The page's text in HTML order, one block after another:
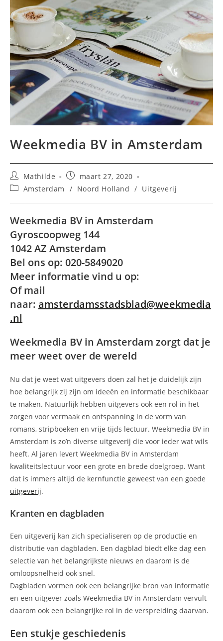
Weekmedia BV in Amsterdam
Bericht
auteur:
Mathilde
Bericht
gepubliceerd
op:
maart 27, 2020
Berichtcategorie:
Amsterdam / Noord Holland / Uitgeverij
Weekmedia BV in Amsterdam
Gyroscoopweg 144
1042 AZ Amsterdam
Bel ons op: 020-5849020
Meer informatie vind u op:
Of mail
naar: amsterdamsstadsblad@weekmedia
.nl
Weekmedia BV in Amsterdam zorgt dat je
meer weet over de wereld
Nu dat je weet wat uitgevers doen zal het je duidelijk zijn
hoe belangrijk zij zijn om ideeën en informatie beschikbaar
te maken. Natuurlijk hebben uitgevers ook een rol in het
zorgen voor vermaak en ontspanning in de vorm van
romans, stripboeken en vrije tijds lectuur. Weekmedia BV in
Amsterdam is zo’n diverse uitgeverij die voor ieder wat wils
heeft. Al jaren levert Weekmedia BV in Amsterdam
kwaliteitslectuur voor een grote en brede doelgroep. Want
dat is immers altijd de kernfunctie geweest van een goede
uitgeverij.
Kranten en dagbladen
Een uitgeverij kan zich specialiseren op de productie en
distributie van dagbladen. Een dagblad biedt elke dag een
selectie van het belangrijkste nieuws en daarom is de
omloopsnelheid ook snel.
Dagbladen vormen ook een belangrijke bron van informatie
en een uitgever zoals Weekmedia BV in Amsterdam vervult
daarom ook een belangrijke rol in de verspreiding daarvan.
Een stukje geschiedenis